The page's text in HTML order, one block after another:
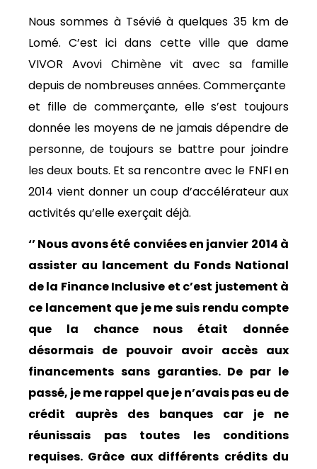
Nous sommes à Tsévié à quelques 35 km de
Lomé. C’est ici dans cette ville que dame
VIVOR Avovi Chimène vit avec sa famille
depuis de nombreuses années. Commerçante
et fille de commerçante, elle s’est toujours
donnée les moyens de ne jamais dépendre de
personne, de toujours se battre pour joindre
les deux bouts. Et sa rencontre avec le FNFI en
2014 vient donner un coup d’accélérateur aux
activités qu’elle exerçait déjà.
‘’ Nous avons été conviées en janvier 2014 à
assister au lancement du Fonds National
de la Finance Inclusive et c’est justement à
ce lancement que je me suis rendu compte
que la chance nous était donnée
désormais de pouvoir avoir accès aux
financements sans garanties. De par le
passé, je me rappel que je n’avais pas eu de
crédit auprès des banques car je ne
réunissais pas toutes les conditions
requises. Grâce aux différents crédits du